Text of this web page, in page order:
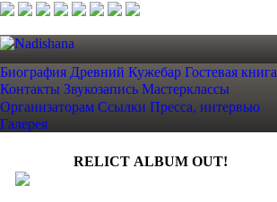
Биография Древний Кужебар Гостевая книга
Контакты Звукозапись Мастерклассы
Организаторам Ссылки Пресса, интервью
Галерея
RELICT ALBUM OUT!